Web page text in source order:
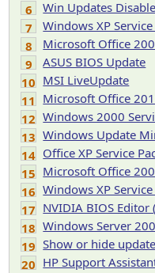
6
Win Updates
7
Windows XP Service
8
Microsoft Office
9
ASUS BIOS Update
10 MSI LiveUpdate
11 Microsoft Office
12 Windows 2000
13 Windows Update
14 Office XP Service
15 Microsoft Office
16 Windows XP Service
17 NVIDIA BIOS Editor
18 Windows Server
19 Show or hide
20 HP Support